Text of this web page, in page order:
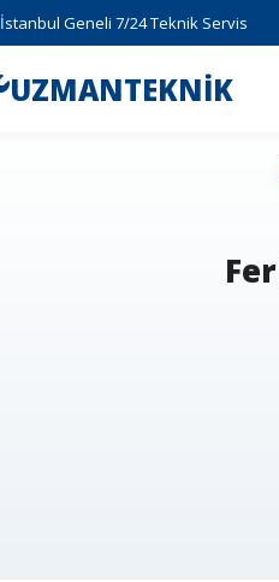
İstanbul Geneli 7/24 Teknik Servis
UZMANTEKNİK